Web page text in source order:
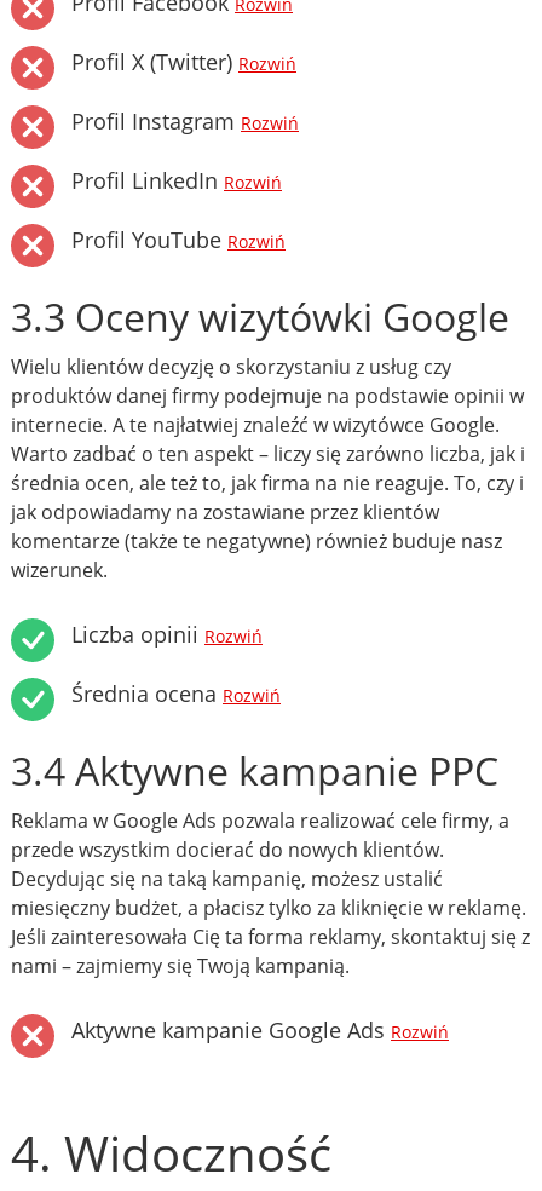
Rozwiń
Profil X (Twitter) Rozwiń
Profil Instagram Rozwiń
Profil LinkedIn Rozwiń
Profil YouTube Rozwiń
3.3 Oceny wizytówki Google
Wielu klientów decyzję o skorzystaniu z usług czy
produktów danej firmy podejmuje na podstawie opinii w
internecie. A te najłatwiej znaleźć w wizytówce Google.
Warto zadbać o ten aspekt – liczy się zarówno liczba, jak i
średnia ocen, ale też to, jak firma na nie reaguje. To, czy i
jak odpowiadamy na zostawiane przez klientów
komentarze (także te negatywne) również buduje nasz
wizerunek.
Liczba opinii Rozwiń
Średnia ocena Rozwiń
3.4 Aktywne kampanie PPC
Reklama w Google Ads pozwala realizować cele firmy, a
przede wszystkim docierać do nowych klientów.
Decydując się na taką kampanię, możesz ustalić
miesięczny budżet, a płacisz tylko za kliknięcie w reklamę.
Jeśli zainteresowała Cię ta forma reklamy, skontaktuj się z
nami – zajmiemy się Twoją kampanią.
Aktywne kampanie Google Ads Rozwiń
4. Widoczność